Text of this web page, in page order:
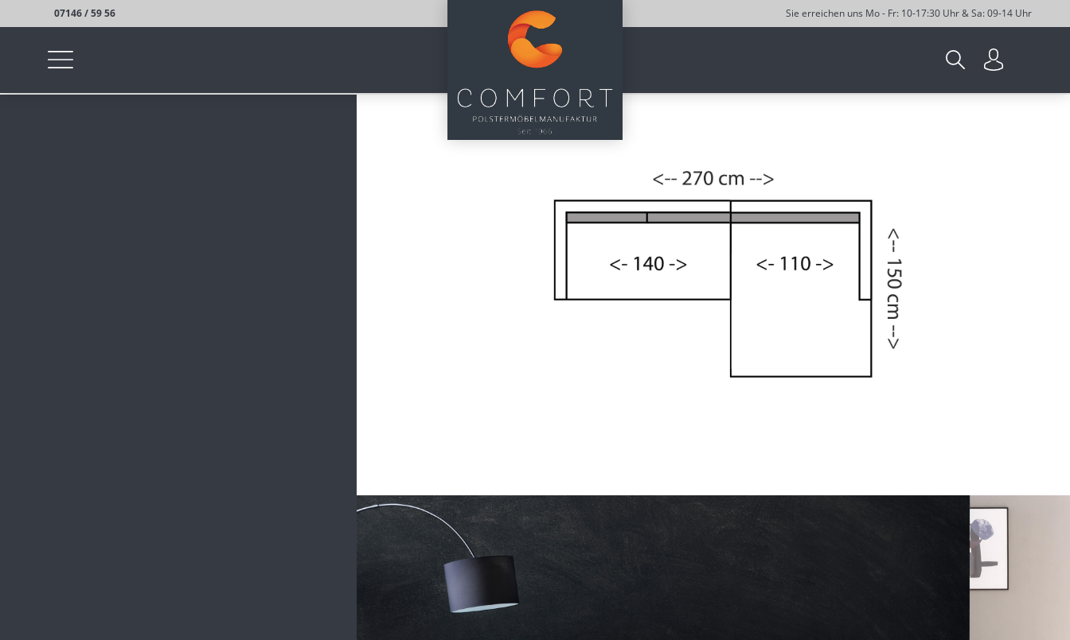
07146 / 59 56 Sie erreichen uns Mo - Fr: 10-17:30 Uhr & Sa: 09-14 Uhr